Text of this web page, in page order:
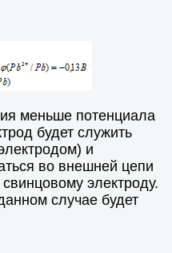
меньше потенциала
будет служить
и
во внешней цепи
электроду.
случае будет